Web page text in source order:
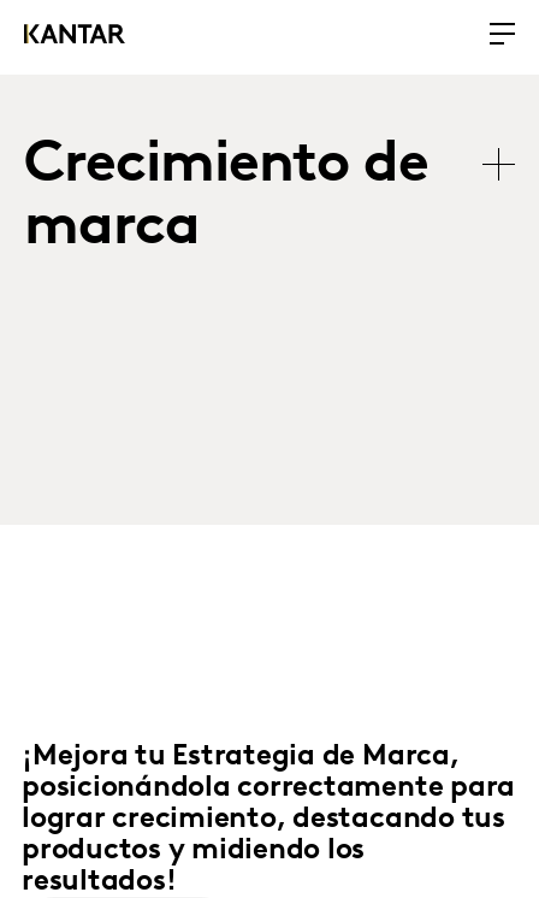
Crecimiento de
marca
¡Mejora tu Estrategia de Marca,
posicionándola correctamente para
lograr crecimiento, destacando tus
productos y midiendo los
resultados!